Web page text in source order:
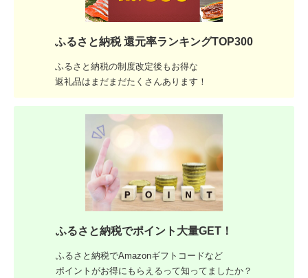
ふるさと納税 還元率ランキングTOP300
ふるさと納税の制度改定後もお得な
返礼品はまだまだたくさんあります！
ふるさと納税でポイント大量GET！
ふるさと納税でAmazonギフトコードなど
ポイントがお得にもらえるって知ってましたか？